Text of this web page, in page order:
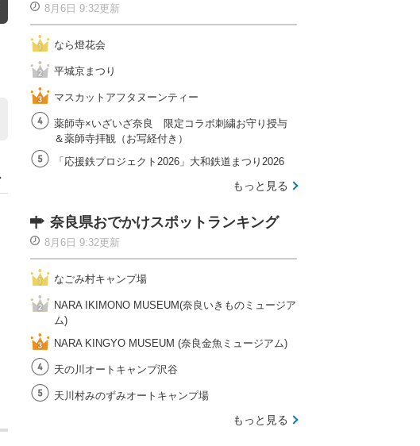
8月6日 9:32更新
なら燈花会
平城京まつり
マスカットアフタヌーンティー
薬師寺×いざいざ奈良 限定コラボ刺繍お守り授与
＆薬師寺拝観（お写経付き）
「応援鉄プロジェクト2026」大和鉄道まつり2026
もっと見る
奈良県おでかけスポットランキング
8月6日 9:32更新
なごみ村キャンプ場
NARA IKIMONO MUSEUM(奈良いきものミュージア
ム)
NARA KINGYO MUSEUM (奈良金魚ミュージアム)
天の川オートキャンプ沢谷
天川村みのずみオートキャンプ場
もっと見る